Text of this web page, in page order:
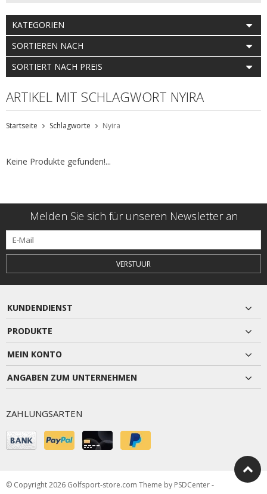
KATEGORIEN
SORTIEREN NACH
SORTIERT NACH PREIS
ARTIKEL MIT SCHLAGWORT NYIRA
Startseite Schlagworte Nyira
Keine Produkte gefunden!...
Melden Sie sich für unseren Newsletter an
VERSTUUR
KUNDENDIENST
PRODUKTE
MEIN KONTO
ANGABEN ZUM UNTERNEHMEN
ZAHLUNGSARTEN
© Copyright 2026 Golfsport-store.com Theme by PSDCenter-